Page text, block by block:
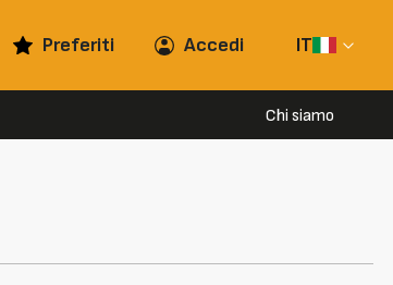
Preferiti Accedi IT
Chi siamo